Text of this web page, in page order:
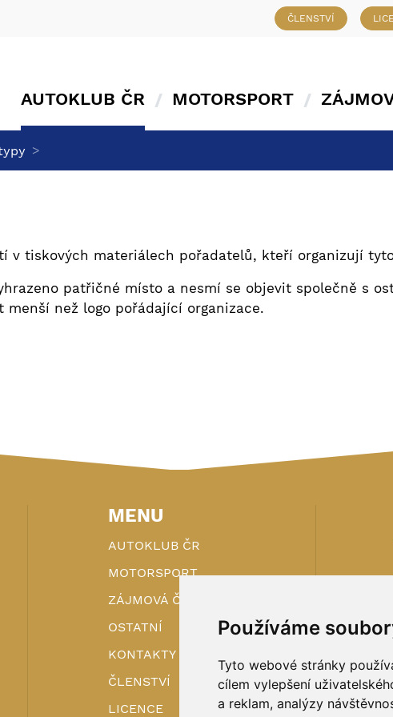
Používáme
Tyto webové stránky
cílem vylepšení
a reklam, analýzy
ČLENSTVÍ
AUTOKLUB ČR MOTORSPORT
>
v tiskových materiálech pořadatelů, kteří organizují
patřičné místo a nesmí se objevit společně s
než logo pořádající organizace.
MENU
AUTOKLUB ČR
MOTORSPORT
ZÁJMOVÁ ČINNOST
OSTATNÍ
KONTAKTY
ČLENSTVÍ
LICENCE